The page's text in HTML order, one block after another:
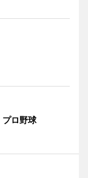
ロ野球